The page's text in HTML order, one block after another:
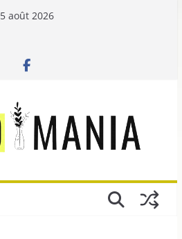
5 août 2026